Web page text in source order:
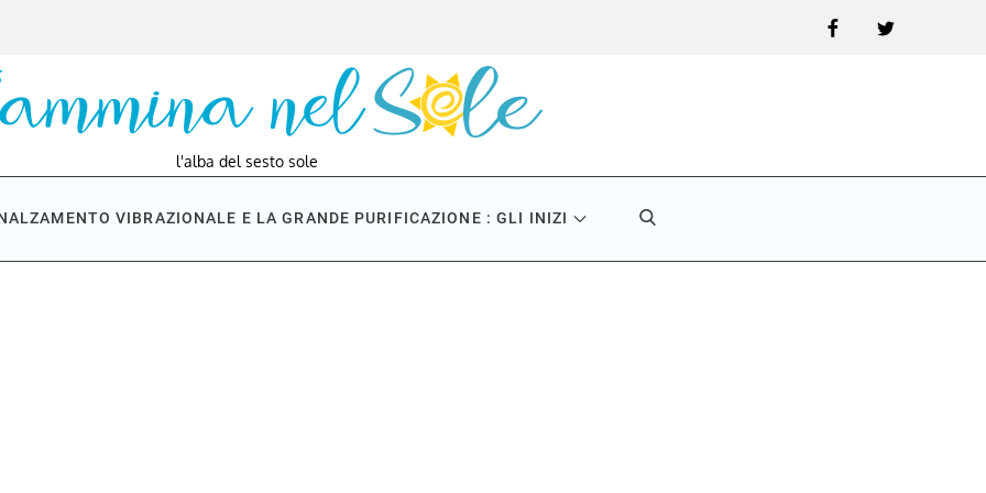
FacebookTwitter
l'alba del sesto sole
VIBRAZIONALE E LA GRANDE PURIFICAZIONE : GLI INIZI